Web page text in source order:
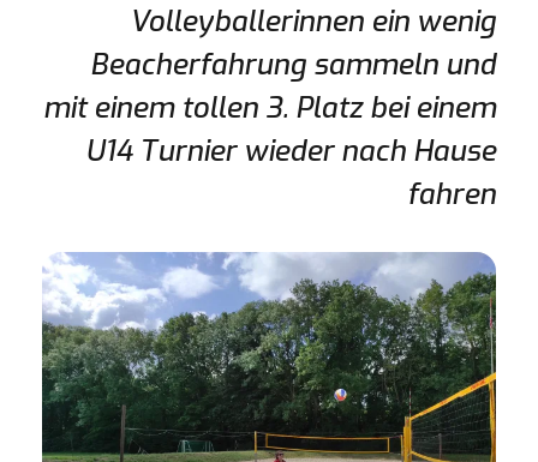
Volleyballerinnen ein wenig
Beacherfahrung sammeln und
mit einem tollen 3. Platz bei einem
U14 Turnier wieder nach Hause
fahren